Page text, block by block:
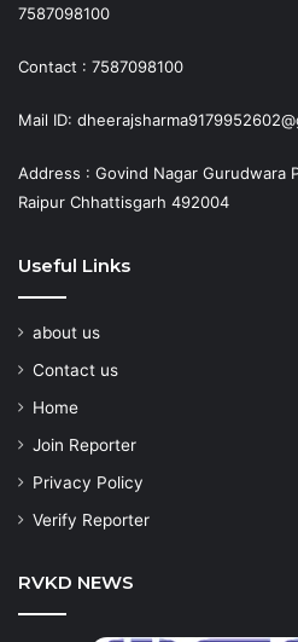
7587098100
Contact : 7587098100
Mail ID:
Address : Govind Nagar Gurudwara
Raipur Chhattisgarh 492004
Useful Links
about us
Contact us
Home
Join Reporter
Privacy Policy
Verify Reporter
RVKD NEWS